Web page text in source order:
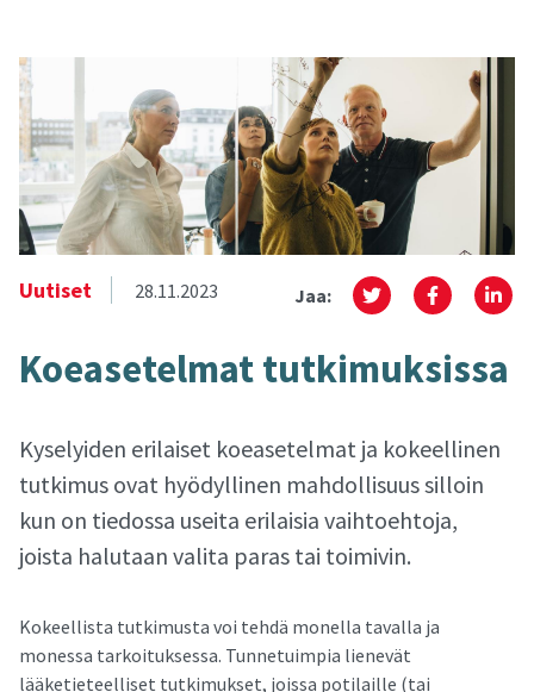
Uutiset 28.11.2023 Jaa:
Koea­se­tel­mat tut­ki­muk­sis­sa
Kyselyiden erilaiset koeasetelmat ja kokeellinen
tutkimus ovat hyödyllinen mahdollisuus silloin
kun on tiedossa useita erilaisia vaihtoehtoja,
joista halutaan valita paras tai toimivin.
Kokeellista tutkimusta voi tehdä monella tavalla ja
monessa tarkoituksessa. Tunnetuimpia lienevät
lääketieteelliset tutkimukset, joissa potilaille (tai